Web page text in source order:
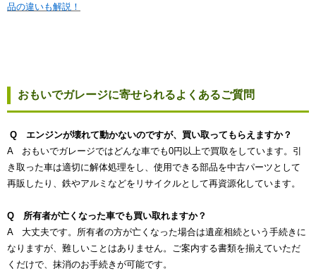
品の違いも解説！
おもいでガレージに寄せられるよくあるご質問
Q エンジンが壊れて動かないのですが、買い取ってもらえますか？
A おもいでガレージではどんな車でも0円以上で買取をしています。引
き取った車は適切に解体処理をし、使用できる部品を中古パーツとして
再販したり、鉄やアルミなどをリサイクルとして再資源化しています。
Q 所有者が亡くなった車でも買い取れますか？
A 大丈夫です。所有者の方が亡くなった場合は遺産相続という手続きに
なりますが、難しいことはありません。ご案内する書類を揃えていただ
くだけで、抹消のお手続きが可能です。